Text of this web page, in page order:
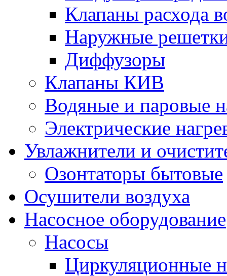
Клапаны расхода
Наружные
Диффузоры
Клапаны КИВ
Водяные и паровые
Электрические
Увлажнители и
Озонтаторы бытовые
Осушители воздуха
Насосное оборудование
Насосы
Циркуляционные